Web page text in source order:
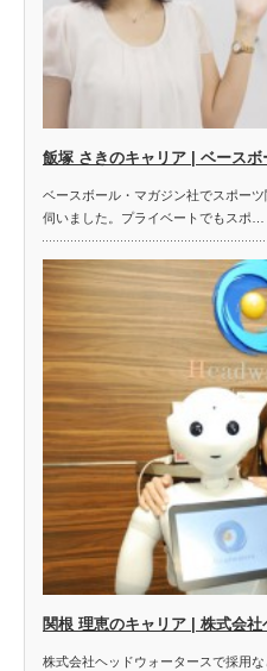
飯塚 さきのキャリア | ベースボ
ベースボール・マガジン社でスポー
伺いました。プライベートでもスポ…
関根 理恵のキャリア | 株式会
株式会社ヘッドウォータースで採用